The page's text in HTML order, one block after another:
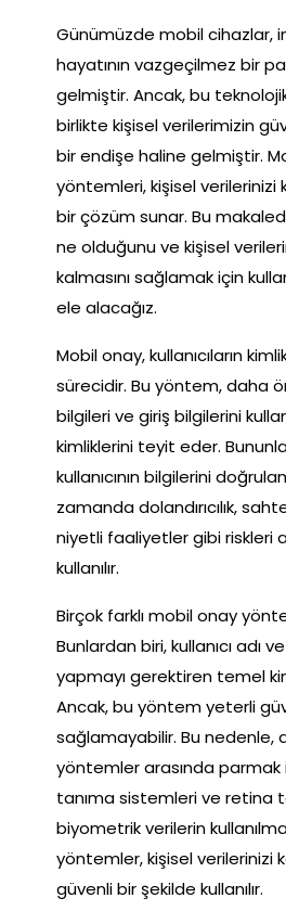
Günümüzde mobil cihazlar,
hayatının vazgeçilmez bir
gelmiştir. Ancak, bu
birlikte kişisel verilerimizin
bir endişe haline gelmiştir.
yöntemleri, kişisel verilerinizi
bir çözüm sunar. Bu
ne olduğunu ve kişisel
kalmasını sağlamak için
ele alacağız.
Mobil onay, kullanıcıların
sürecidir. Bu yöntem, daha
bilgileri ve giriş bilgilerini
kimliklerini teyit eder.
kullanıcının bilgilerini
zamanda dolandırıcılık,
niyetli faaliyetler gibi riskleri
kullanılır.
Birçok farklı mobil onay
Bunlardan biri, kullanıcı adı
yapmayı gerektiren temel
Ancak, bu yöntem yeterli
sağlamayabilir. Bu nedenle,
yöntemler arasında parmak
tanıma sistemleri ve retina
biyometrik verilerin
yöntemler, kişisel verilerinizi
güvenli bir şekilde kullanılır.